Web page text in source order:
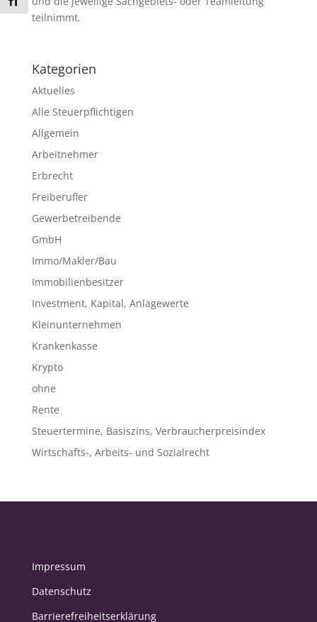
teilnimmt.
Kategorien
Aktuelles
Alle Steuerpflichtigen
Allgemein
Arbeitnehmer
Erbrecht
Freiberufler
Gewerbetreibende
GmbH
Immo/Makler/Bau
Immobilienbesitzer
Investment, Kapital, Anlagewerte
Kleinunternehmen
Krankenkasse
Krypto
ohne
Rente
Steuertermine, Basiszins, Verbraucherpreisindex
Wirtschafts-, Arbeits- und Sozialrecht
Impressum
Datenschutz
Barrierefreiheitserklärung